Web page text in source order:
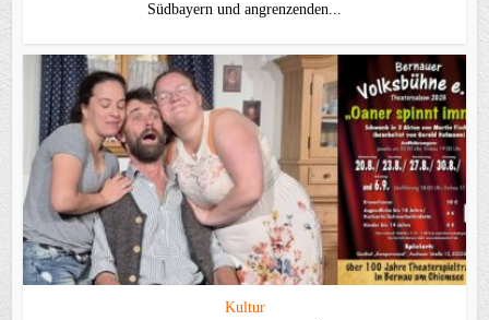
Südbayern und angrenzenden...
Kultur